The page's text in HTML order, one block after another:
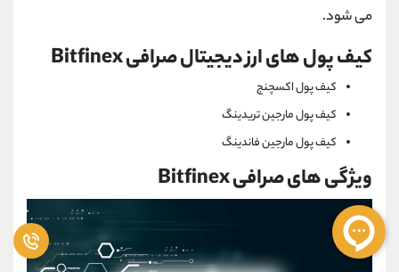
می شود.
کیف پول های ارز دیجیتال صرافی Bitfinex
کیف پول اکسچنج
کیف پول مارجین تریدینگ
کیف پول مارجین فاندینگ
ویژگی های صرافی Bitfinex